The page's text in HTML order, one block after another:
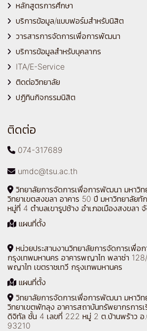
หลักสูตรการศึกษา
บริการข้อมูล/แบบฟอร์มสำหรับนิสิต
วารสารการจัดการเพื่อการพัฒนา
บริการข้อมูลสำหรับบุคลากร
ITA/E-Service
ติดต่อวิทยาลัย
ปฏิทินกิจกรรมนิสิต
ติดต่อ
074-317689
umdc@tsu.ac.th
วิทยาลัยการจัดการเพื่อการพัฒนา มหาวิ
วิทยาเขตสงขลา อาคาร 50 ปี มหาวิทยาลัย
หมู่ที่ 4 ตำบลเขารูปช้าง อำเภอเมืองสงขลา
แผนที่ตั้ง
หน่วยประสานงานวิทยาลัยการจัดการเพื่อ
กรุงเทพมหานคร อาคารพญาไท พลาซ่า
พญาไท เขตราชเทวี กรุงเทพมหานคร
แผนที่ตั้ง
วิทยาลัยการจัดการเพื่อการพัฒนา มหาวิ
วิทยาเขตพัทลุง อาคารสถาบันทรัพยากรการเ
ดิจิทัล ชั้น 4 เลขที่ 222 หมู่ 2 ต.บ้านพร้าว อ
93210